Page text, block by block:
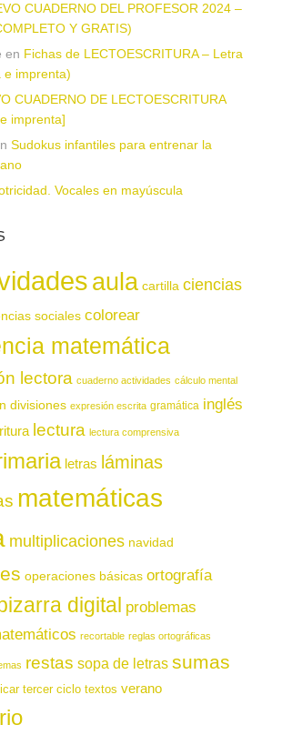
CUADERNO DEL PROFESOR 2024 –
Y GRATIS)
en Fichas de LECTOESCRITURA – Letra
e imprenta)
CUADERNO DE LECTOESCRITURA
imprenta]
Sudokus infantiles para entrenar la
Vocales en mayúscula
aula cartilla ciencias
sociales colorear
matemática
lectora cuaderno actividades cálculo mental
divisiones expresión escrita gramática inglés
lectura lectura comprensiva
letras láminas
matemáticas
multiplicaciones navidad
operaciones básicas ortografía
digital problemas
recortable reglas ortográficas
restas sopa de letras sumas
tercer ciclo textos verano